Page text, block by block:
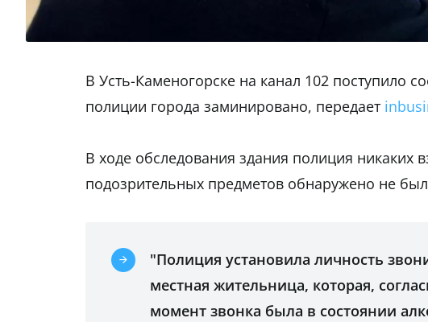
В Усть-Каменогорске на канал 102 поступило
полиции города заминировано, передает
В ходе обследования здания полиция никаких
подозрительных предметов обнаружено не
"Полиция установила личность
местная жительница, которая,
момент звонка была в состоянии